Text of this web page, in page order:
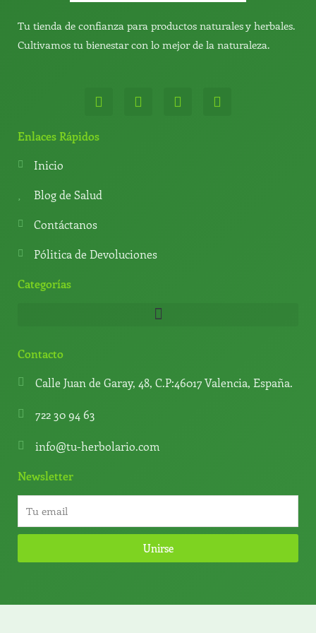
Tu tienda de confianza para productos naturales y herbales.
Cultivamos tu bienestar con lo mejor de la naturaleza.
W
h
t
p
T
e
Y
o
T
i
Enlaces Rápidos
Inicio
Blog de Salud
Contáctanos
Pólitica de Devoluciones
Categorías
Contacto
Calle Juan de Garay, 48, C.P:46017 Valencia, España.
722 30 94 63
info@tu-herbolario.com
Newsletter
Unirse